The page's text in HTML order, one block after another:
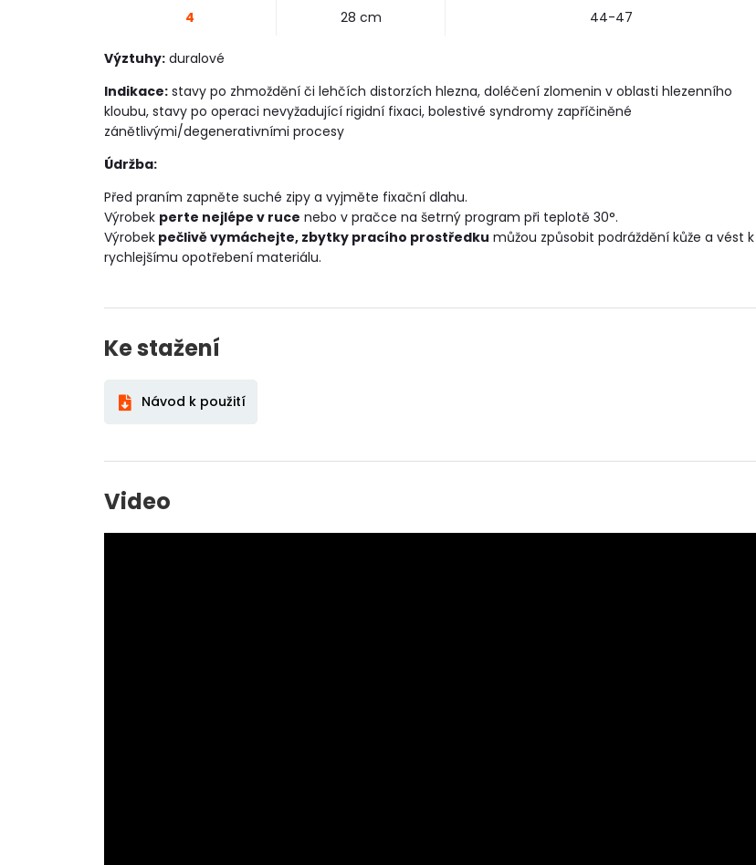
4
28 cm 44-47
Výztuhy: duralové
Indikace: stavy po zhmoždění či lehčích distorzích hlezna, doléčení zlomenin v oblasti hlezenního
kloubu, stavy po operaci nevyžadující rigidní fixaci, bolestivé syndromy zapříčiněné
zánětlivými/degenerativními procesy
Údržba:
Před praním zapněte suché zipy a vyjměte fixační dlahu.
Výrobek perte nejlépe v ruce nebo v pračce na šetrný program při teplotě 30°.
Výrobek pečlivě vymáchejte, zbytky pracího prostředku můžou způsobit podráždění kůže a vést k
rychlejšímu opotřebení materiálu.
Ke stažení
Návod k použití
Video